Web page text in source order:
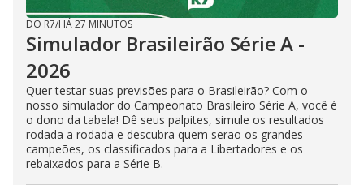
DO R7/HÁ 27 MINUTOS
Simulador Brasileirão Série A -
2026
Quer testar suas previsões para o Brasileirão? Com o
nosso simulador do Campeonato Brasileiro Série A, você é
o dono da tabela! Dê seus palpites, simule os resultados
rodada a rodada e descubra quem serão os grandes
campeões, os classificados para a Libertadores e os
rebaixados para a Série B.